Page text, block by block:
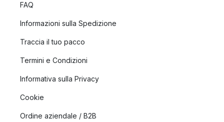
FAQ
Informazioni sulla Spedizione
Traccia il tuo pacco
Termini e Condizioni
Informativa sulla Privacy
Cookie
Ordine aziendale / B2B